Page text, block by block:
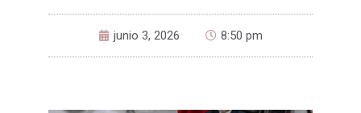
junio 3, 2026 8:50 pm